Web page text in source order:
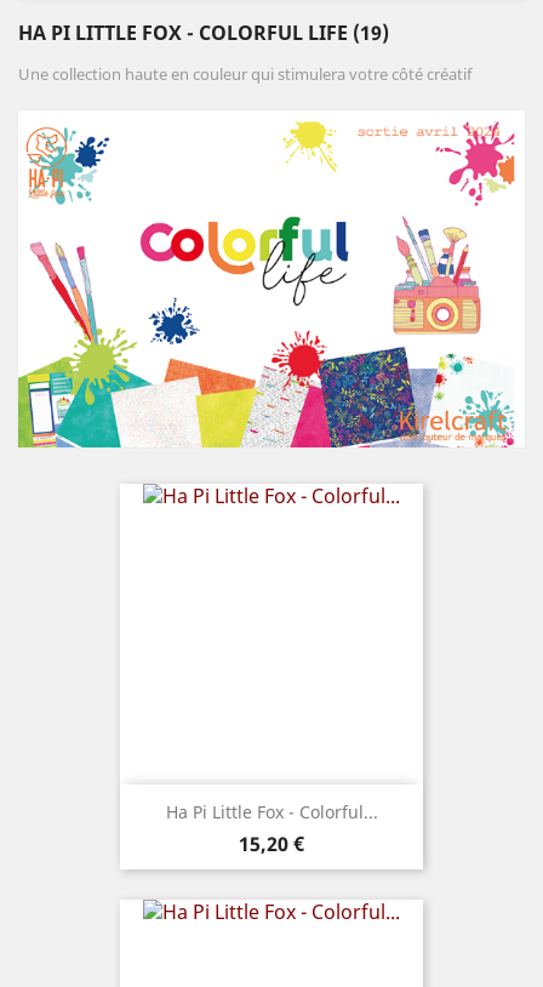
HA PI LITTLE FOX - COLORFUL LIFE (19)
Une collection haute en couleur qui stimulera votre côté créatif
Ha Pi Little Fox - Colorful...
Prix
15,20 €